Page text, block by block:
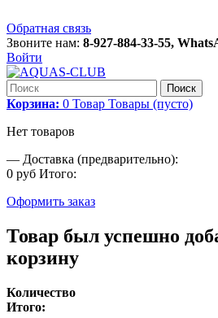
Обратная связь
Звоните нам: 8-927-884-33-55,
Войти
Поиск
Корзина: 0 Товар Товары (пусто)
Нет товаров
— Доставка (предварительно):
0 руб Итого:
Оформить заказ
Товар был успешно
корзину
Количество
Итого: